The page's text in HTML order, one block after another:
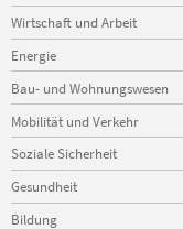
Wirtschaft und Arbeit
Energie
Bau- und Wohnungswesen
Mobilität und Verkehr
Soziale Sicherheit
Gesundheit
Bildung